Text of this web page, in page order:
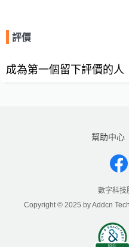
評價
成為第一個留下評價的人
幫助中心
數字科技
Copyright © 2025 by Addcn